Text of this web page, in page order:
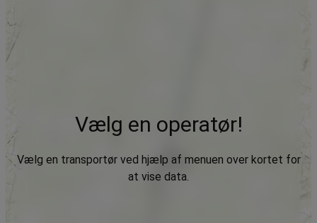
Vælg en operatør!
Vælg en transportør ved hjælp af menuen over kortet for
at vise data.